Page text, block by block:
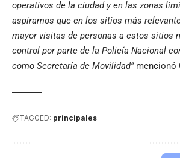
operativos de la ciudad y en las zonas
aspiramos que en los sitios más
mayor visitas de personas a estos sitios
control por parte de la Policía Nacional
como Secretaría de Movilidad”mencionó
TAGGED: principales